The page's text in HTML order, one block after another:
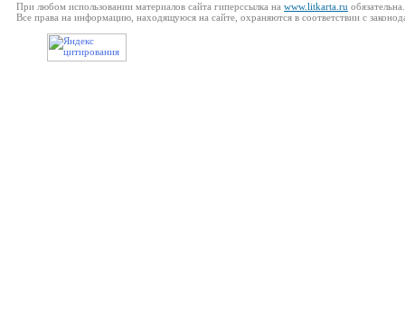
При любом использовании материалов сайта гиперссылка на www.litkarta.ru обязательна.
Все права на информацию, находящуюся на сайте, охраняются в соответствии с